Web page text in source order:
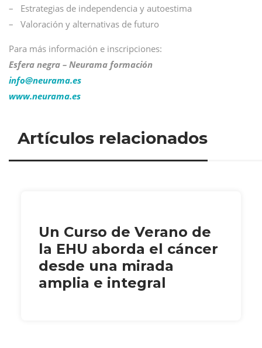
– Estrategias de independencia y autoestima
– Valoración y alternativas de futuro
Para más información e inscripciones:
Esfera negra – Neurama formación
info@neurama.es
www.neurama.es
Artículos relacionados
Un Curso de Verano de
la EHU aborda el cáncer
desde una mirada
amplia e integral